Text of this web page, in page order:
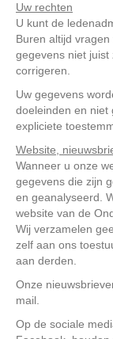
Uw rechten
U kunt de
Buren altijd
gegevens niet juist
corrigeren.
Uw gegevens
doeleinden en niet
expliciete
Website,
Wanneer u onze
gegevens die zijn
en geanalyseerd.
website van de
Wij verzamelen
zelf aan ons
aan derden.
Onze
mail.
Op de sociale